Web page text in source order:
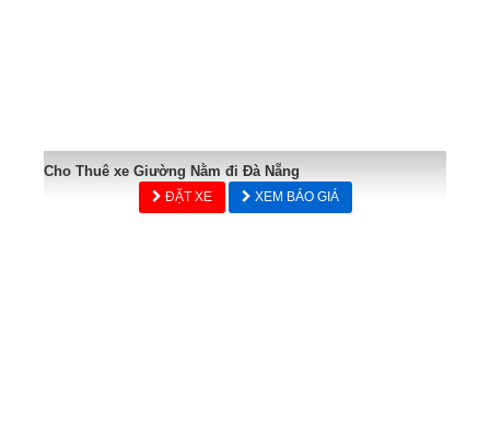
Cho Thuê xe Giường Nằm đi Đà Nẵng
ĐẶT XE XEM BÁO GIÁ